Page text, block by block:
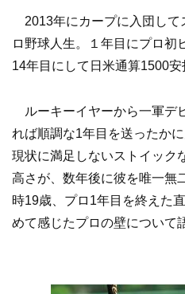
2013年にカープに入団して
ロ野球人生。１年目にプロ初
14年目にして日米通算1500安
ルーキーイヤーから一軍デ
れば順調な1年目を送ったか
現状に満足しないストイック
高さが、数年後に彼を唯一無
時19歳、プロ1年目を終えた
めて感じたプロの壁について